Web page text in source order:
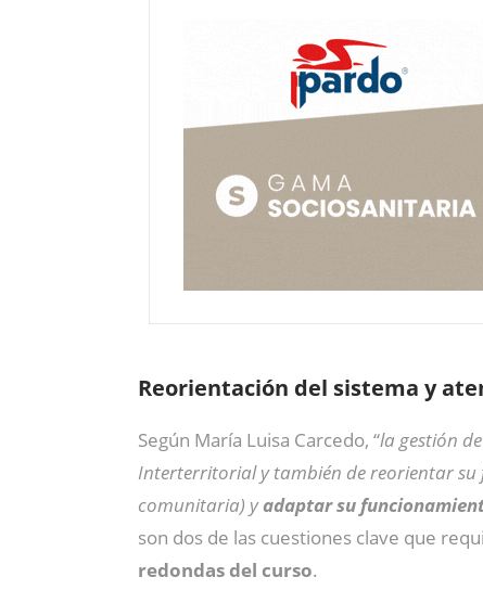
Reorientación del sistema y
Según María Luisa Carcedo, “la gestión
Interterritorial y también de reorientar
comunitaria) yadaptar su
son dos de las cuestiones clave que
redondas del curso.